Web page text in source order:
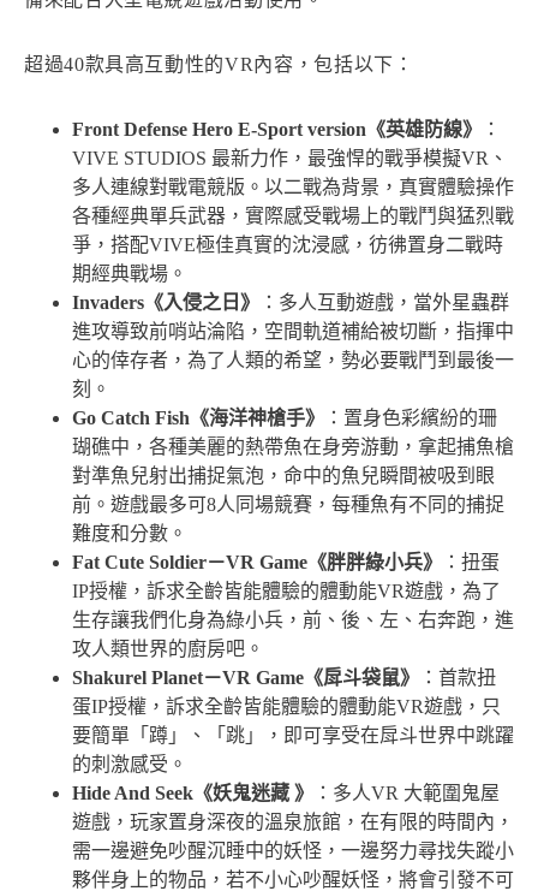
超過40款具高互動性的VR內容，包括以下：
Front Defense Hero E-Sport version《英雄防線》
：
VIVE STUDIOS 最新力作，最強悍的戰爭模擬VR、
多人連線對戰電競版。以二戰為背景，真實體驗操作
各種經典單兵武器，實際感受戰場上的戰鬥與猛烈戰
爭，搭配VIVE極佳真實的沈浸感，彷彿置身二戰時
期經典戰場。
Invaders《入侵之日》
：多人互動遊戲，當外星蟲群
進攻導致前哨站淪陷，空間軌道補給被切斷，指揮中
心的倖存者，為了人類的希望，勢必要戰鬥到最後一
刻。
Go Catch Fish《海洋神槍手》
：置身色彩繽紛的珊
瑚礁中，各種美麗的熱帶魚在身旁游動，拿起捕魚槍
對準魚兒射出捕捉氣泡，命中的魚兒瞬間被吸到眼
前。遊戲最多可8人同場競賽，每種魚有不同的捕捉
難度和分數。
Fat Cute Soldier－VR Game《胖胖綠小兵》
：扭蛋
IP授權，訴求全齡皆能體驗的體動能VR遊戲，為了
生存讓我們化身為綠小兵，前、後、左、右奔跑，進
攻人類世界的廚房吧。
Shakurel Planet－VR Game《戽斗袋鼠》
：首款扭
蛋IP授權，訴求全齡皆能體驗的體動能VR遊戲，只
要簡單「蹲」、「跳」，即可享受在戽斗世界中跳躍
的刺激感受。
Hide And Seek《妖鬼迷藏 》
：多人VR 大範圍鬼屋
遊戲，玩家置身深夜的溫泉旅館，在有限的時間內，
需一邊避免吵醒沉睡中的妖怪，一邊努力尋找失蹤小
夥伴身上的物品，若不小心吵醒妖怪，將會引發不可